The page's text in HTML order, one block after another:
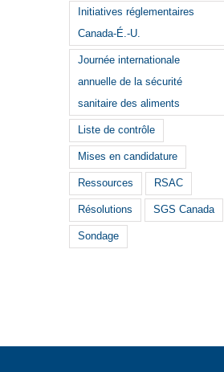
Initiatives réglementaires
Canada-É.-U.
Journée internationale
annuelle de la sécurité
sanitaire des aliments
Liste de contrôle
Mises en candidature
Ressources RSAC
Résolutions SGS Canada
Sondage